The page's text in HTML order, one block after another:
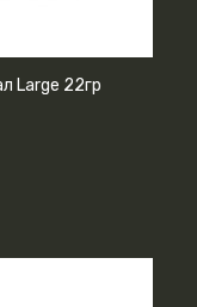
Large 22гр